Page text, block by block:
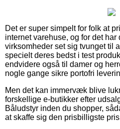
Det er super simpelt for folk at
internet varehuse, og for det
virksomheder set sig tvunget til
specielt deres bedst i test
endvidere også til damer og
nogle gange sikre portofri
Men det kan immervæk blive
forskellige e-butikker efter
Båludstyr inden du shopper,
at skaffe sig den prisbilligste